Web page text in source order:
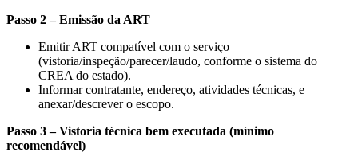
Passo 2 – Emissão da ART
Emitir ART compatível com o serviço
(vistoria/inspeção/parecer/laudo, conforme o sistema do
CREA do estado).
Informar contratante, endereço, atividades técnicas, e
anexar/descrever o escopo.
Passo 3 – Vistoria técnica bem executada (mínimo
recomendável)